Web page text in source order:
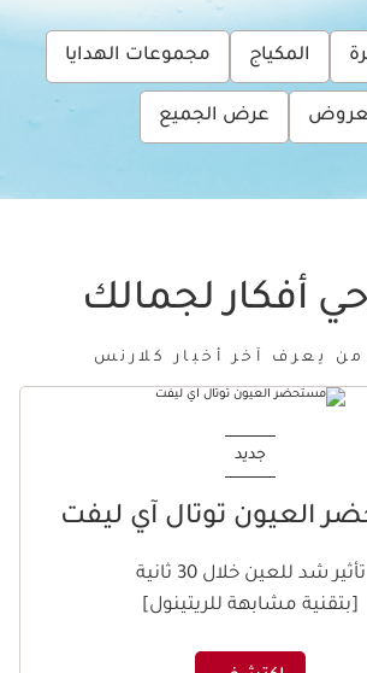
المكياج مجموعات الهدايا
عرض الجميع
أفكار لجمالك
يعرف آخر أخبار كلارنس
جديد
العيون توتال آي ليفت
تأثير شد للعين خلال 30 ثانية
[بتقنية مشابهة للريتينول]